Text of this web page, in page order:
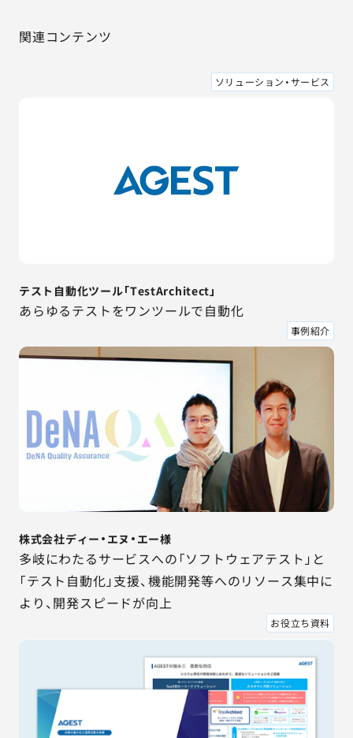
関連コンテンツ
ソリューション・サービス
テスト自動化ツール「TestArchitect」
あらゆるテストをワンツールで自動化
事例紹介
株式会社ディー・エヌ・エー様
多岐にわたるサービスへの「ソフトウェアテスト」と
「テスト自動化」支援、機能開発等へのリソース集中に
より、開発スピードが向上
お役立ち資料